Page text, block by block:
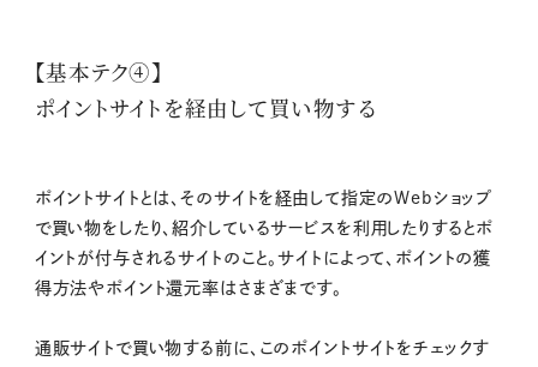
【基本テク④】
ポイントサイトを経由して買い物する
ポイントサイトとは、そのサイトを経由して指定のWebショップ
で買い物をしたり、紹介しているサービスを利用したりするとポ
イントが付与されるサイトのこと。サイトによって、ポイントの獲
得方法やポイント還元率はさまざまです。
通販サイトで買い物する前に、このポイントサイトをチェックす